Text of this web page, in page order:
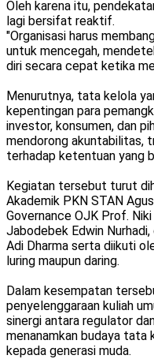
Oleh karena itu,
lagi bersifat reaktif.
"Organisasi harus
untuk mencegah,
diri secara cepat ketika
Menurutnya, tata kelola
kepentingan para
investor, konsumen, dan
mendorong akuntabilitas,
terhadap ketentuan yang
Kegiatan tersebut turut
Akademik PKN STAN
Governance OJK Prof.
Jabodebek Edwin
Adi Dharma serta diikuti
luring maupun daring.
Dalam kesempatan
penyelenggaraan kuliah
sinergi antara regulator
menanamkan budaya tata
kepada generasi muda.